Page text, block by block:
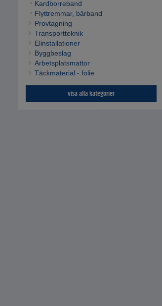
Kardborreband
Flyttremmar, bärband
Provtagning
Transportteknik
Elinstallationer
Byggbeslag
Arbetsplatsmattor
Täckmaterial - folie
visa alla kategorier